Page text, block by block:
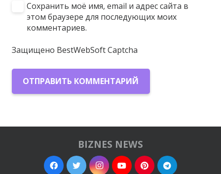
Сохранить моё имя, email и адрес сайта в
этом браузере для последующих моих
комментариев.
Защищено BestWebSoft Captcha
ОТПРАВИТЬ КОММЕНТАРИЙ
BIZNES NEWS